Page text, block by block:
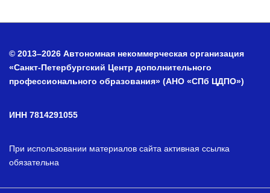
© 2013–2026 Автономная некоммерческая организация
«Санкт-Петербургский Центр дополнительного
профессионального образования» (АНО «СПб ЦДПО»)
ИНН 7814291055
При использовании материалов сайта активная ссылка
обязательна